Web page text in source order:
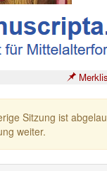
Sitzung ist
weiter.